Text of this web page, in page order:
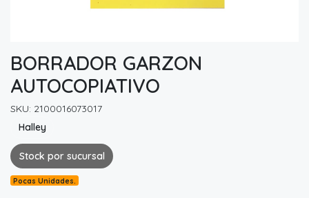
BORRADOR GARZON
AUTOCOPIATIVO
SKU: 2100016073017
Halley
Stock por sucursal
Pocas Unidades.